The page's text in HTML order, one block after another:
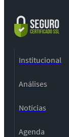
Institucional
Análises
Notícias
Agenda